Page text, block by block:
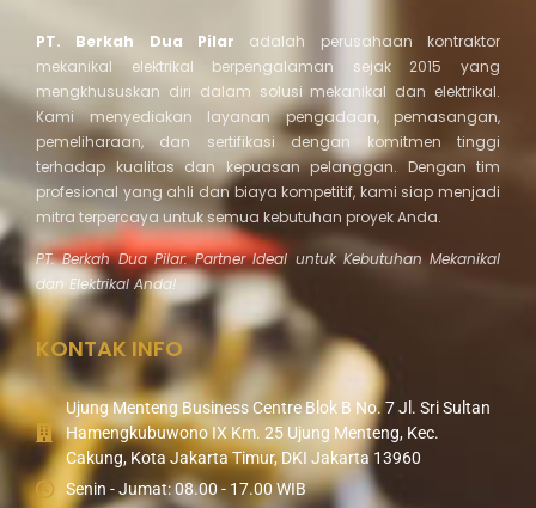
PT. Berkah Dua Pilar adalah perusahaan kontraktor
mekanikal elektrikal berpengalaman sejak 2015 yang
mengkhususkan diri dalam solusi mekanikal dan elektrikal.
Kami menyediakan layanan pengadaan, pemasangan,
pemeliharaan, dan sertifikasi dengan komitmen tinggi
terhadap kualitas dan kepuasan pelanggan. Dengan tim
profesional yang ahli dan biaya kompetitif, kami siap menjadi
mitra terpercaya untuk semua kebutuhan proyek Anda.
PT. Berkah Dua Pilar: Partner Ideal untuk Kebutuhan Mekanikal
dan Elektrikal Anda!
KONTAK INFO
Ujung Menteng Business Centre Blok B No. 7 Jl. Sri Sultan
Hamengkubuwono IX Km. 25 Ujung Menteng, Kec.
Cakung, Kota Jakarta Timur, DKI Jakarta 13960
Senin - Jumat: 08.00 - 17.00 WIB